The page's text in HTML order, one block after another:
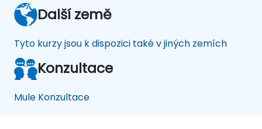
Další země
Tyto kurzy jsou k dispozici také v jiných zemích
Konzultace
Mule Konzultace